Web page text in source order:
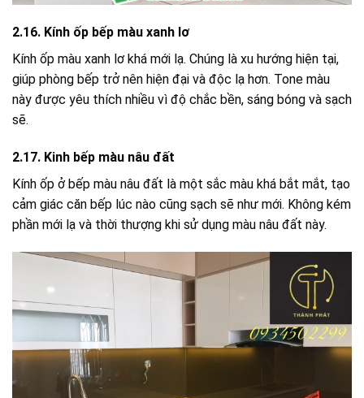
2.16. Kính ốp bếp màu xanh lơ
Kính ốp màu xanh lơ khá mới lạ. Chúng là xu hướng hiện tại,
giúp phòng bếp trở nên hiện đại và độc lạ hơn. Tone màu
này được yêu thích nhiều vì độ chắc bền, sáng bóng và sạch
sẽ.
2.17. Kinh bếp màu nâu đất
Kính ốp ở bếp màu nâu đất là một sắc màu khá bắt mắt, tạo
cảm giác căn bếp lúc nào cũng sạch sẽ như mới. Không kém
phần mới lạ và thời thượng khi sử dụng màu nâu đất này.